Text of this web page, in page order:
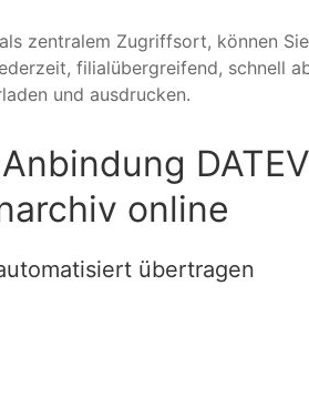
zentralem Zugriffsort, können
filialübergreifend, schnell
und ausdrucken.
DATEV
online
übertragen